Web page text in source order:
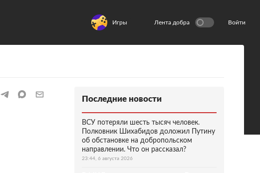
Игры Лента добра Войти
Последние новости
ВСУ потеряли шесть тысяч человек.
Полковник Шихабидов доложил Путину
об обстановке на добропольском
направлении. Что он рассказал?
23:44, 6 августа 2026